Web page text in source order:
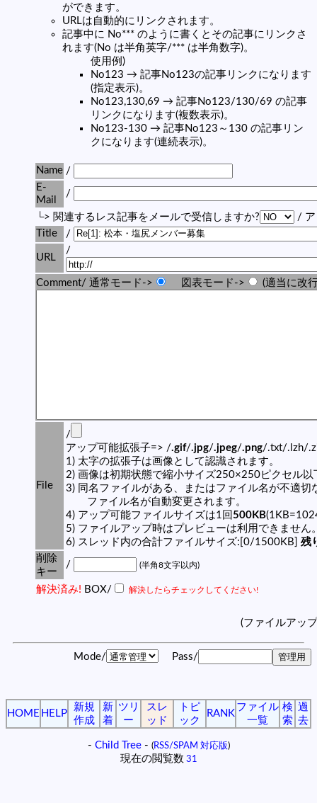
ができます。
URLは自動的にリンクされます。
記事中に No*** のように書くとその記事にリンクさ
れます(No は半角英字/*** は半角数字)。
使用例)
No123 → 記事No123の記事リンクになります
(指定表示)。
No123,130,69 → 記事No123/130/69 の記事
リンクになります(複数表示)。
No123-130 → 記事No123～130 の記事リン
クになります(連続表示)。
Name /
E-
Mail
/
└> 関連するレス記事をメールで受信しますか?
/ ア
Title
/
URL
/
Comment/ 通常モード-> 図表モード-> (適当に改
File
/
アップ可能拡張子=> /.gif/.jpg/.jpeg/.png/.txt/.lzh/
1) 太字の拡張子は画像として認識されます。
2) 画像は初期状態で縮小サイズ250×250ピクセル以
3) 同名ファイルがある、またはファイル名が不適切
ファイル名が自動変更されます。
4) アップ可能ファイルサイズは1回 500KB
5) ファイルアップ時はプレビューは利用できません
6) スレッド内の合計ファイルサイズ:[0/1500KB] 残
削除
キー
/ (半角8文字以内)
解決済み! BOX/ 解決したらチェックしてください!
(ファイルアッ
Mode/ Pass/
HOME HELP
新規
作成
新
着
ツリ
ー
スレ
ッド
トピ
ック
RANK
ファイル
一覧
検
索
過
去
- Child Tree- (RSS/SPAM 対応版)
現在の閲覧数 31